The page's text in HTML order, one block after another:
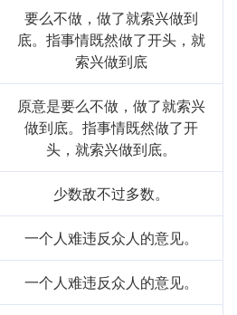
要么不做，做了就索兴做到
底。指事情既然做了开头，就
索兴做到底
原意是要么不做，做了就索兴
做到底。指事情既然做了开
头，就索兴做到底。
少数敌不过多数。
一个人难违反众人的意见。
一个人难违反众人的意见。